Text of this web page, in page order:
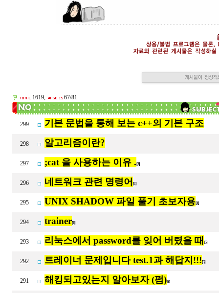
1619, 67/81
299 기본 문법을 통해 보는 c++의 기본 구조
298 알고리즘이란?
297 ;cat 을 사용하는 이유 . [3]
296 네트워크 관련 명령어 [1]
295 UNIX SHADOW 파일 풀기 초보자용[1]
294 trainer[6]
293 리눅스에서 password를 잊어 버렸을 때 [5]
292 트레이너 문제입니다 test.1과 해답지!!! [3]
291 해킹되고있는지 알아보자 (펌)[8]